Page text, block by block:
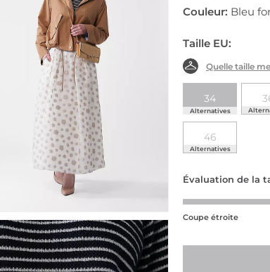
Couleur: Bleu
Taille EU:
Quelle taille
34
Alternatives
46
Alternatives
Évaluation de la
Coupe étroite